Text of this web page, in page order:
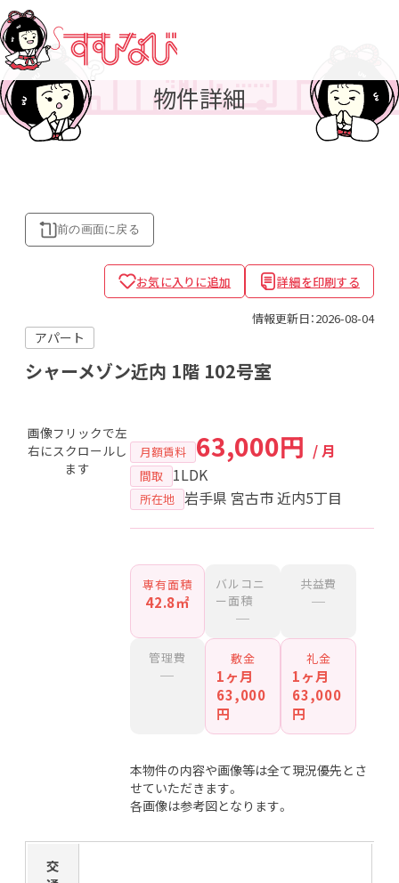
物件詳細
前の画面に戻る
お気に入りに追加 詳細を印刷する
情報更新日：2026-08-04
アパート
シャーメゾン近内 1階 102号室
月額賃料 63,000円 / 月
間取 1LDK
所在地 岩手県 宮古市 近内5丁目
専有面積
42.8㎡
バルコニ
ー面積
─
共益費
─
管理費
─
敷金
1ヶ月
63,000
円
礼金
1ヶ月
63,000
円
本物件の内容や画像等は全て現況優先とさ
せていただきます。
各画像は参考図となります。
画像フリックで左
右にスクロールし
ます
交